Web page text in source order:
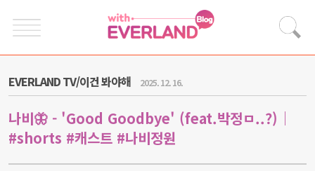
EVERLAND TV/이건 봐야해 2025. 12. 16.
나비🦋 - 'Good Goodbye' (feat.박정ㅁ..?)｜
#shorts #캐스트 #나비정원